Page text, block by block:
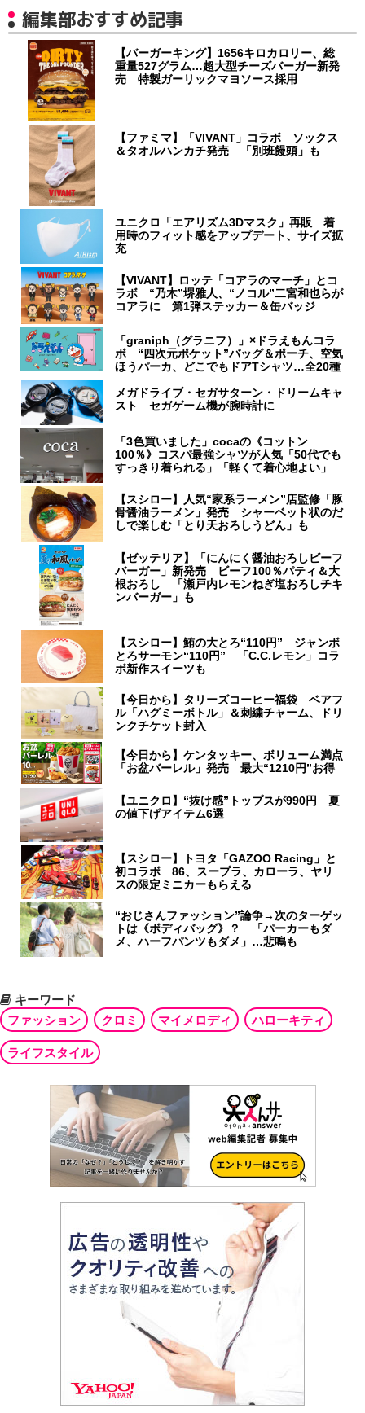
編集部おすすめ記事
【バーガーキング】1656キロカロリー、総
重量527グラム…超大型チーズバーガー新発
売 特製ガーリックマヨソース採用
【ファミマ】「VIVANT」コラボ ソックス
＆タオルハンカチ発売 「別班饅頭」も
ユニクロ「エアリズム3Dマスク」再販 着
用時のフィット感をアップデート、サイズ拡
充
【VIVANT】ロッテ「コアラのマーチ」とコ
ラボ “乃木”堺雅人、“ノコル”二宮和也らが
コアラに 第1弾ステッカー＆缶バッジ
「graniph（グラニフ）」×ドラえもんコラ
ボ “四次元ポケット”バッグ＆ポーチ、空気
ほうパーカ、どこでもドアTシャツ…全20種
メガドライブ・セガサターン・ドリームキャ
スト セガゲーム機が腕時計に
「3色買いました」cocaの《コットン
100％》コスパ最強シャツが人気「50代でも
すっきり着られる」「軽くて着心地よい」
【スシロー】人気“家系ラーメン”店監修「豚
骨醤油ラーメン」発売 シャーベット状のだ
しで楽しむ「とり天おろしうどん」も
【ゼッテリア】「にんにく醤油おろしビーフ
バーガー」新発売 ビーフ100％パティ＆大
根おろし 「瀬戸内レモンねぎ塩おろしチキ
ンバーガー」も
【スシロー】鮪の大とろ“110円” ジャンボ
とろサーモン“110円” 「C.C.レモン」コラ
ボ新作スイーツも
【今日から】タリーズコーヒー福袋 ベアフ
ル「ハグミーボトル」＆刺繍チャーム、ドリ
ンクチケット封入
【今日から】ケンタッキー、ボリューム満点
「お盆バーレル」発売 最大“1210円”お得
【ユニクロ】“抜け感”トップスが990円 夏
の値下げアイテム6選
【スシロー】トヨタ「GAZOO Racing」と
初コラボ 86、スープラ、カローラ、ヤリ
スの限定ミニカーもらえる
“おじさんファッション”論争→次のターゲッ
トは《ボディバッグ》？ 「パーカーもダ
メ、ハーフパンツもダメ」…悲鳴も
キーワード
ファッション
クロミ マイメロディ ハローキティ
ライフスタイル